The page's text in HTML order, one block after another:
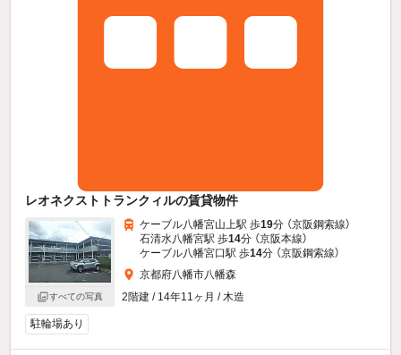
レオネクストトランクィルの賃貸物件
すべての写真
ケーブル八幡宮山上駅 歩19分 （京阪鋼索線）
石清水八幡宮駅 歩14分 （京阪本線）
ケーブル八幡宮口駅 歩14分 （京阪鋼索線）
京都府八幡市八幡森
2階建 / 14年11ヶ月 / 木造
駐輪場あり